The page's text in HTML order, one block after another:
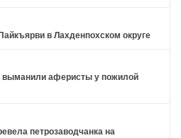
в Лахденпохском округе
выманили аферисты у пожилой
петрозаводчанка на